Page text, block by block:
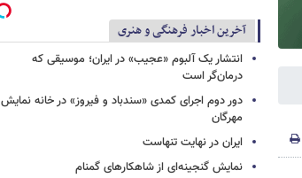
آخرین اخبار فرهنگی و هنری
انتشار یک آلبوم «عجیب» در ایران؛ موسیقی که
درمان‌گر است
دور دوم اجرای کمدی «سندباد و فیروز» در خانه نمایش
مهرگان
ایران در نهایت تنهاست
نمایش گنجینه‌ای از شاهکارهای گمنام